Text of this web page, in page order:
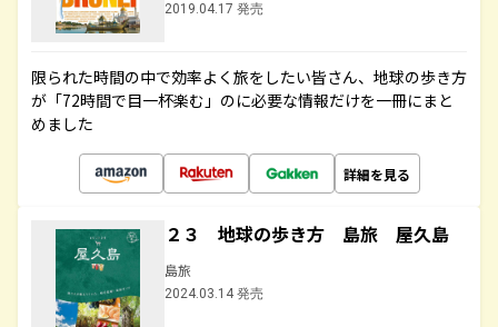
2019.04.17 発売
限られた時間の中で効率よく旅をしたい皆さん、地球の歩き方
が「72時間で目一杯楽む」のに必要な情報だけを一冊にまと
めました
詳細を見る
２３ 地球の歩き方 島旅 屋久島
島旅
2024.03.14 発売